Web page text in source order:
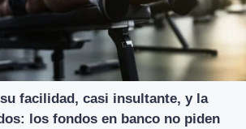
facilidad, casi insultante, y la
los fondos en banco no piden